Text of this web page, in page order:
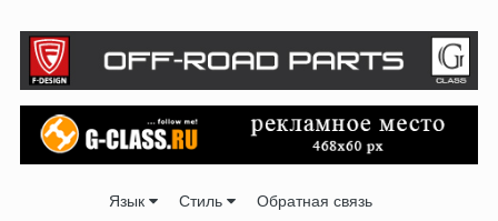
Язык Стиль Обратная связь